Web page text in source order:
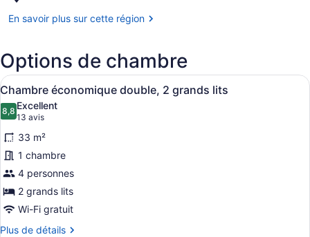
Twilight
En savoir plus sur cette région
Options de chambre
Afficher
toutes
les
photos
pour
ce
type
de
chambre :
Chambre
Une chambre d’hôtel avec deux
4
Chambre économique double, 2 grands lits
8,88,8 sur 10
Excellent
13 avis
(13 avis)
33 m²
1 chambre
4 personnes
2 grands lits
Wi-Fi gratuit
Plus de détails
Plus